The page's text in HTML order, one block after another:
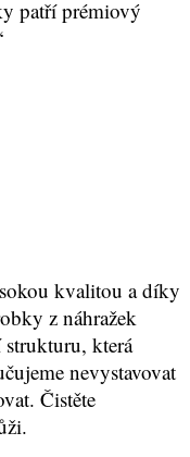
patří prémiový
kvalitou a díky
z náhražek
která
nevystavovat
Čistěte